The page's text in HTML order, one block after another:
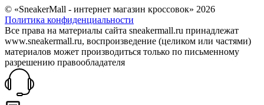
© «SneakerMall - интернет магазин кроссовок» 2026
Политика конфиденциальности
Все права на материалы сайта sneakermall.ru принадлежат
www.sneakermall.ru, воспроизведение (целиком или частями)
материалов может производиться только по письменному
разрешению правообладателя